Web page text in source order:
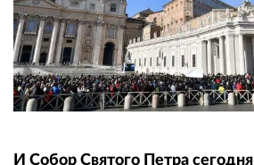
И Собор Святого Петра сегодня